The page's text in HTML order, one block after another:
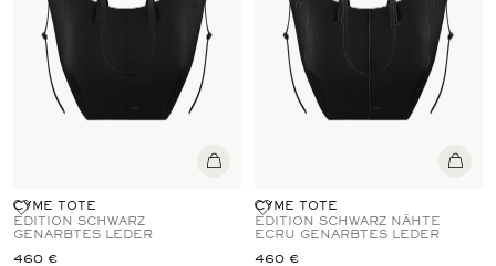
CYME TOTE
EDITION SCHWARZ
GENARBTES LEDER
460 €
CYME TOTE
EDITION SCHWARZ NÄHTE
ECRU GENARBTES LEDER
460 €